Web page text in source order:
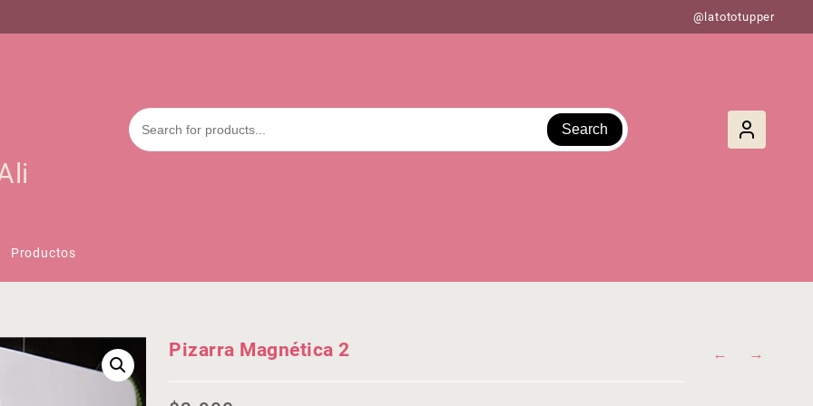
@latototupper
Search
Productos
← →
Pizarra Magnética 2